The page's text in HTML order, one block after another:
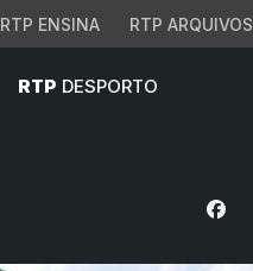
RTP ENSINA RTP ARQUIVOS
RTP DESPORTO